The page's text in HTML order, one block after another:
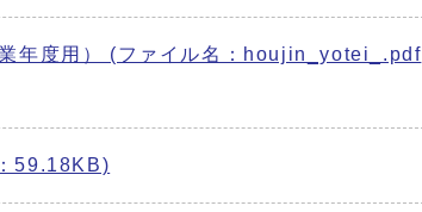
年度用） (ファイル名：houjin_yotei_.pdf
59.18KB)